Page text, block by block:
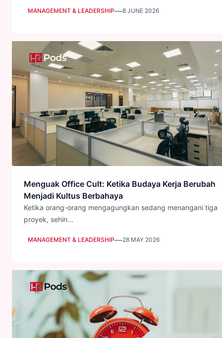
MANAGEMENT & LEADERSHIP—8 JUNE 2026
Menguak Office Cult: Ketika Budaya Kerja Berubah
Menjadi Kultus Berbahaya
Ketika orang-orang mengagungkan sedang menangani tiga
proyek, sehin...
MANAGEMENT & LEADERSHIP—28 MAY 2026